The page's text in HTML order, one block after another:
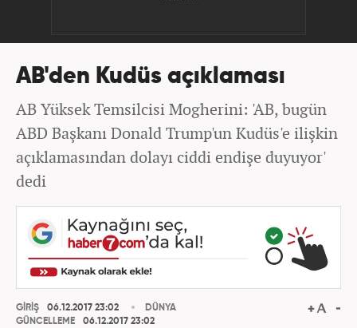
AB'den Kudüs açıklaması
AB Yüksek Temsilcisi Mogherini: 'AB, bugün
ABD Başkanı Donald Trump'un Kudüs'e ilişkin
açıklamasından dolayı ciddi endişe duyuyor'
dedi
GİRİŞ
06.12.2017 23:02
GÜNCELLEME
06.12.2017 23:02
DÜNYA